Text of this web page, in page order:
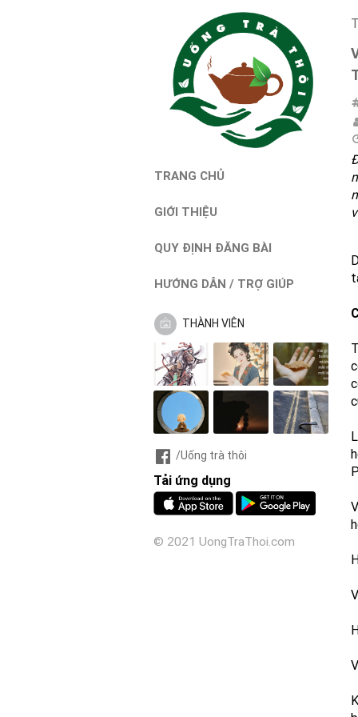
TRANG CHỦ
GIỚI THIỆU
QUY ĐỊNH ĐĂNG BÀI
HƯỚNG DẪN / TRỢ GIÚP
THÀNH VIÊN
/Uống trà thôi
Tải ứng dụng
© 2021 UongTraThoi.com